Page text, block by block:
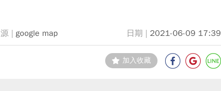
google map 2021-06-09 17:39
加入收藏